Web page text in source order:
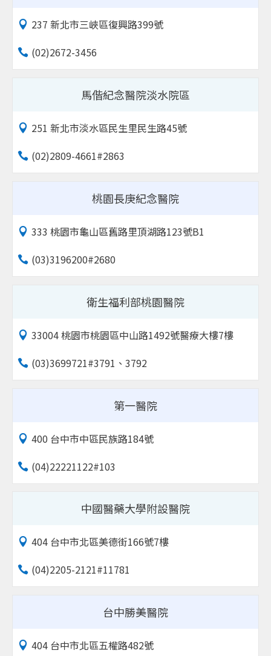
237 新北市三峽區復興路399號
(02)2672-3456
馬偕紀念醫院淡水院區
251 新北市淡水區民生里民生路45號
(02)2809-4661#2863
桃園長庚紀念醫院
333 桃園市龜山區舊路里頂湖路123號B1
(03)3196200#2680
衛生福利部桃園醫院
33004 桃園市桃園區中山路1492號醫療大樓7樓
(03)3699721#3791、3792
第一醫院
400 台中市中區民族路184號
(04)22221122#103
中國醫藥大學附設醫院
404 台中市北區美德街166號7樓
(04)2205-2121#11781
台中勝美醫院
404 台中市北區五權路482號